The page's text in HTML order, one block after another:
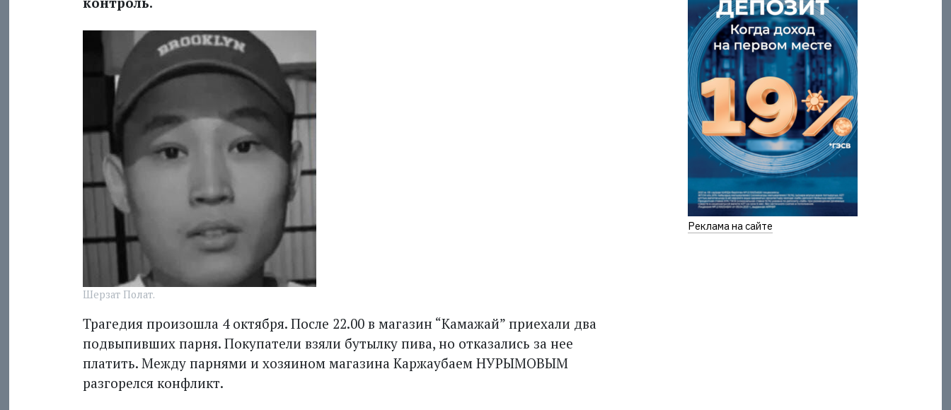
Шерзат Полат.
Трагедия произошла 4 октяб­ря. После 22.00 в магазин “Камажай” приехали два
подвыпивших парня. Покупатели взяли бутылку пива, но отказались за нее
платить. Между парнями и хозяином магазина Каржаубаем НУРЫМОВЫМ
разгорелся конфликт.
Реклама на сайте